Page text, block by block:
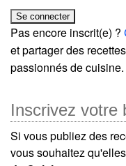
Pas encore inscrit(e) ?
et partager des
passionnés de cuisine.
Inscrivez votre
Si vous publiez des
vous souhaitez